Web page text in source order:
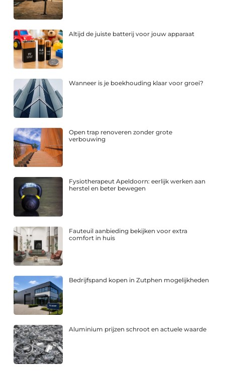
Altijd de juiste batterij voor jouw apparaat
Wanneer is je boekhouding klaar voor groei?
Open trap renoveren zonder grote
verbouwing
Fysiotherapeut Apeldoorn: eerlijk werken aan
herstel en beter bewegen
Fauteuil aanbieding bekijken voor extra
comfort in huis
Bedrijfspand kopen in Zutphen mogelijkheden
Aluminium prijzen schroot en actuele waarde